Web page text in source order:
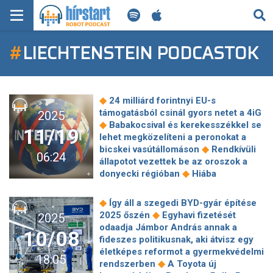
KERESÉS
KEZDŐLAP
FRISS HÍREK
TECH HÍREK
FILM-ZENE-SZÓRAKOZÁS
PLAYLIST
MI AZ A ROBOT PODCAST?
#LIECHTENSTEIN PODCASTOK
2025
11/19
06:24
◆ 24 milliárd forintnyi EU-s
támogatásból csinál gyors netet a 4iG
◆ Babakocsival és kerekesszékkel se
lehet megközelíteni a peronokat a
bicskei vasútállomáson ◆ Rendkívüli
állapotot vezettek be az oroszok a
donyecki régióban ◆ Hiába
elbukta a Media1 elleni perét◆
A
venezuelai elnök kész négyszemközt
tárgyalni Donald Trumppal ◆
Szoboszlai Dominik őszintén beszélt
a szétesett VB-álomról – vajon mi
történt vele a vereség után? ◆
2025
10/08
18:05
◆ Így áll a szegedi BYD-gyár építése
2025 őszén ◆ Egyhavi fizetését
odaadja Jámbor András annak a
fideszes politikusnak, aki átvisz egy
életképes reformot a gyermekvédelmi
rendszerben ◆ A Toyota új